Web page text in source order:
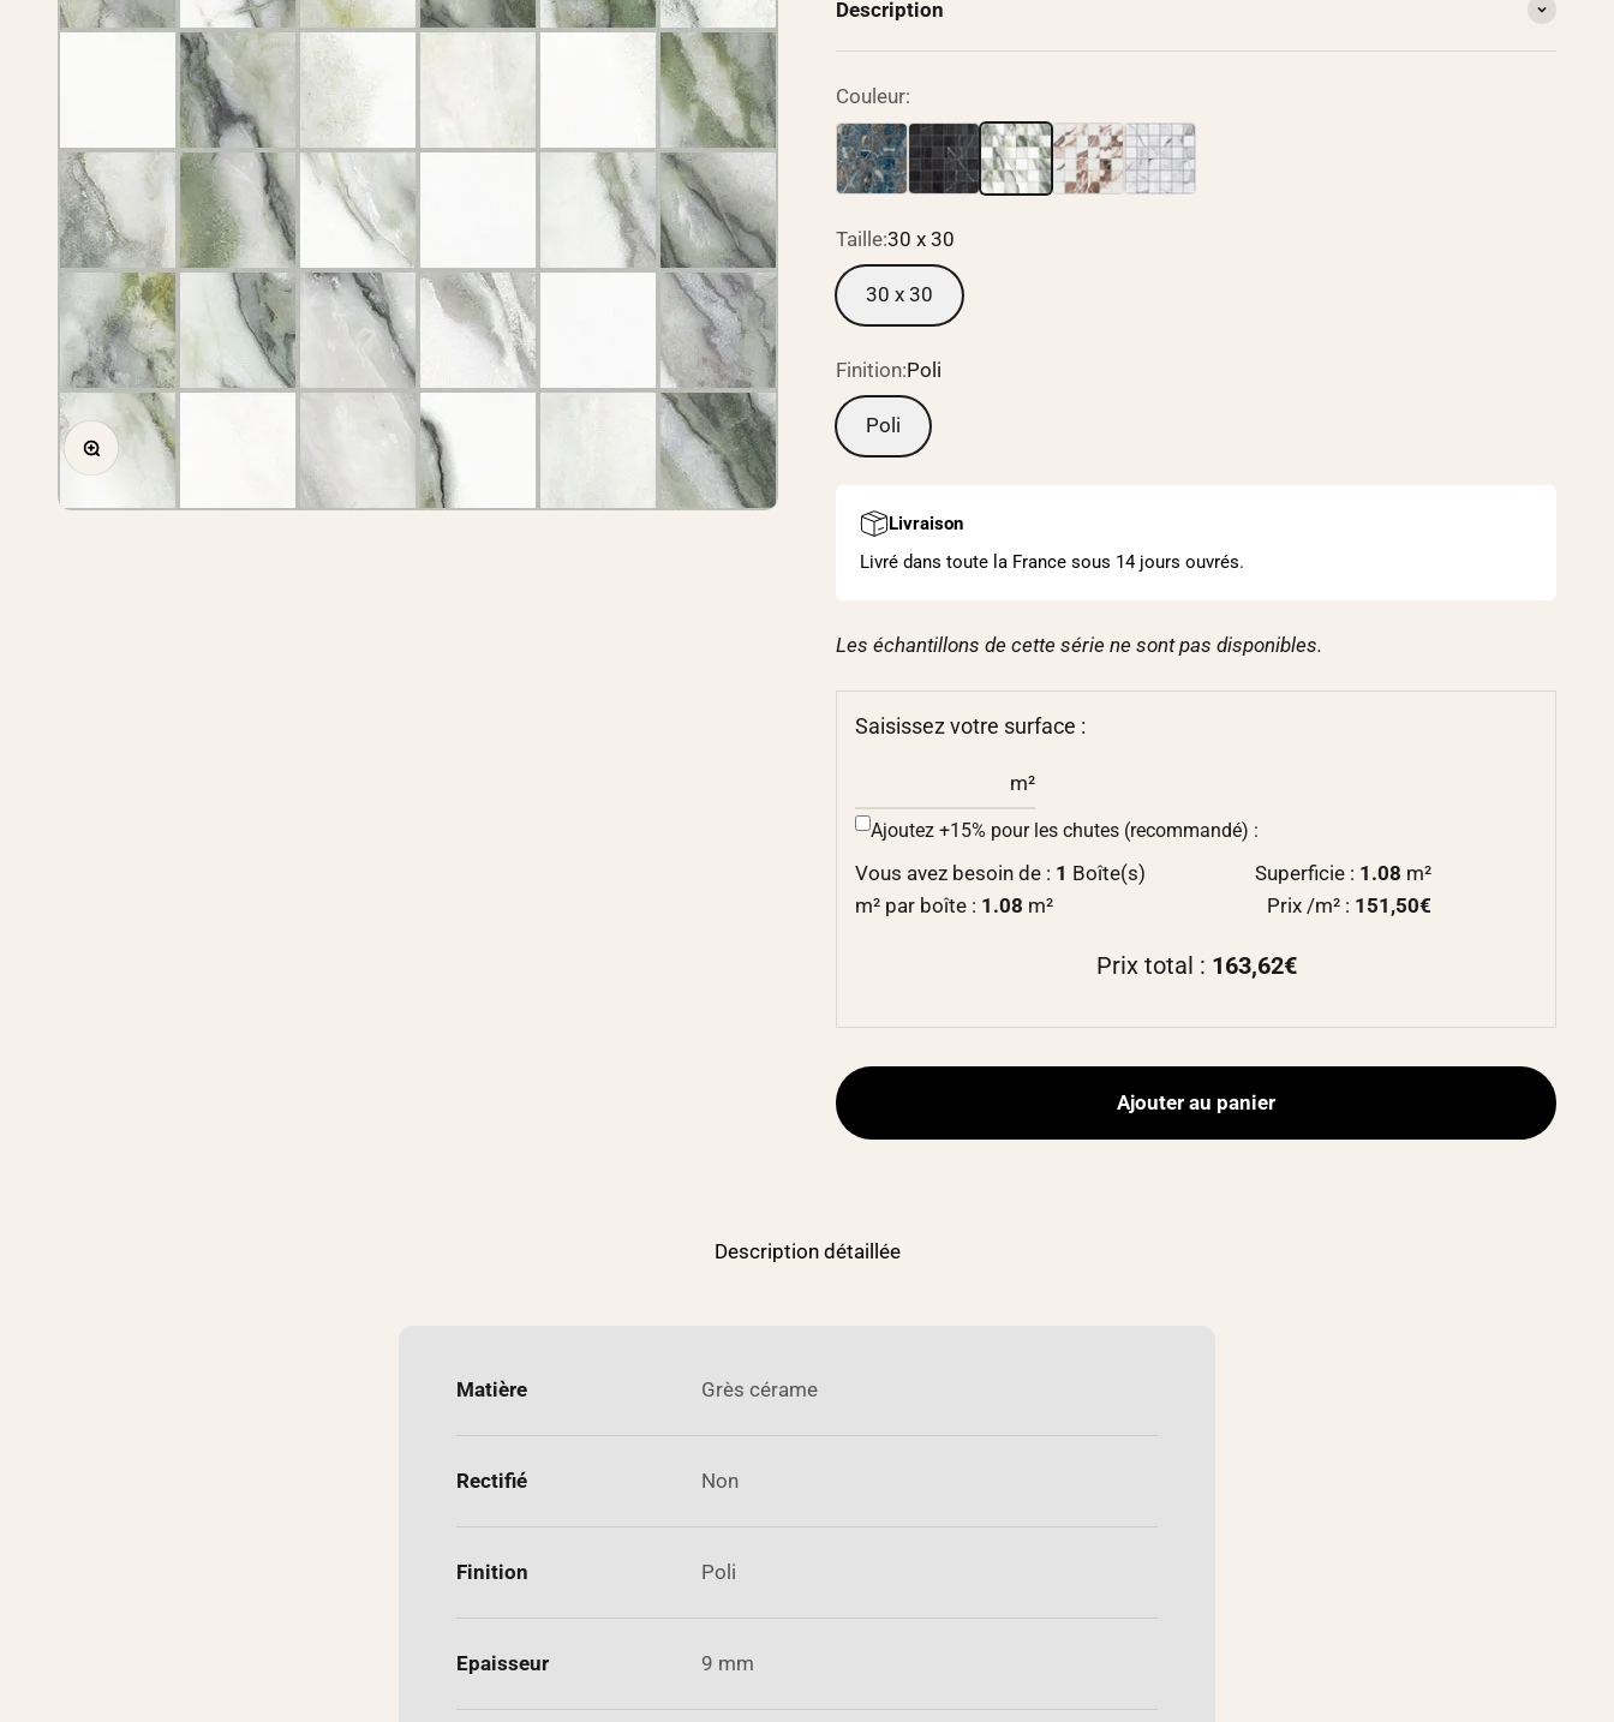
Zoomer sur l'image
Description
Couleur:
Taille:30 x 30
30 x 30
Finition:Poli
Poli
Livraison
Livré dans toute la France sous 14 jours ouvrés.
Les échantillons de cette série ne sont pas disponibles.
Saisissez votre surface :
m²
Ajoutez +15% pour les chutes (recommandé) :
Vous avez besoin de : 1 Boîte(s) Superficie : 1.08 m²
m² par boîte : 1.08 m² Prix /m² : 151,50€
Prix total : 163,62€
Ajouter au panier
Description détaillée
Matière Grès cérame
Rectifié Non
Finition Poli
Epaisseur 9 mm